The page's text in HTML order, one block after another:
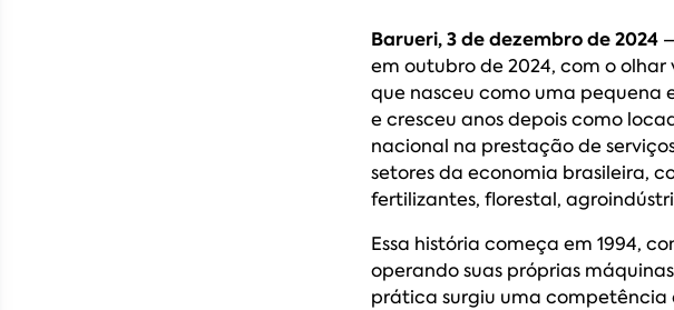
Barueri, 3 de dezembro de 2024
em outubro de 2024, com o
que nasceu como uma pequena
e cresceu anos depois como
nacional na prestação de
setores da economia brasileira,
fertilizantes, florestal,
Essa história começa em 1994,
operando suas próprias
prática surgiu uma competência